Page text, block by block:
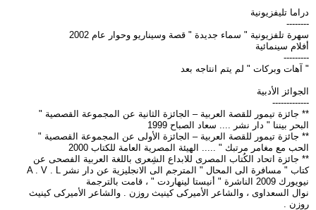
دراما تليفزيونية
--------
سهرة تلفزيونية " سماء جديدة " قصة وسيناريو وحوار عام 2002
أفلام سينمائية
---------
" آهات وبركات " لم يتم انتاجه بعد
الجوائز الأدبية
-------------
** جائزة تيمور للقصة العربية – الجائزة الثانية عن المجموعة القصصية "
البحر بيننا " دار نشر .... سعاد الصباح 1999
** جائزة تيمور للقصة العربية – الجائزة الأولى عن المجموعة القصصية "
الحب مع مغامر مرتبك " ..... الهيئة المصرية العامة للكتاب 2000
** جائزة اتحاد الكُتاب المصرى للابداع الشِعرى باللغة العربية الفصحى عن
كتاب " مسافرة الى المحال " المترجم الى الانجليزية عن دار نشر A . V . L
نيويورك 2009 الناشرة " أنيستا لينهاردت " ، قامت بالترجمة
نوال السعداوى ، والشاعر الأميركى كينيث روزن . والشاعر الأميركى كينيث
روزن .